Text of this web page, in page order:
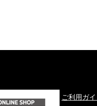
ご利用ガ